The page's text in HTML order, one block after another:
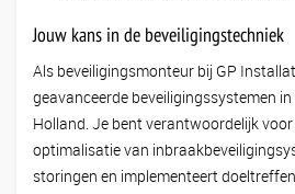
Jouw kans in de beveiligingstechniek
Als beveiligingsmonteur bij GP
geavanceerde beveiligingssystemen
Holland. Je bent verantwoordelijk
optimalisatie van
storingen en implementeert